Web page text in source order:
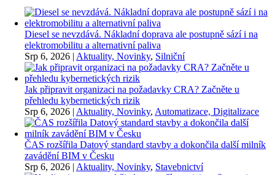
Diesel se nevzdává. Nákladní doprava ale postupně sází i na
elektromobilitu a alternativní paliva
Srp 6, 2026 | Aktuality, Novinky, Silniční
Jak připravit organizaci na požadavky CRA? Začněte u
přehledu kybernetických rizik
Srp 6, 2026 | Aktuality, Novinky, Automatizace, Digitalizace
ČAS rozšířila Datový standard stavby a dokončila další milník
zavádění BIM v Česku
Srp 6, 2026 | Aktuality, Novinky, Stavebnictví